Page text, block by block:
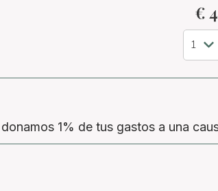
€
1% de tus gastos a una